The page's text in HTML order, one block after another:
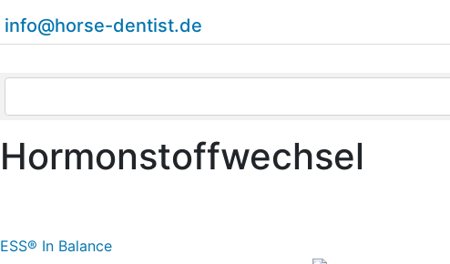
info@horse-dentist.de
Hormonstoffwechsel
ESS® In Balance